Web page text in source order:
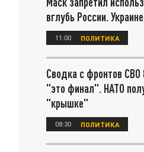
вглубь России.
11:00 ПОЛИТИКА
Сводка с фронтов СВО
"это финал". НАТО
"крышке"
08:30 ПОЛИТИКА